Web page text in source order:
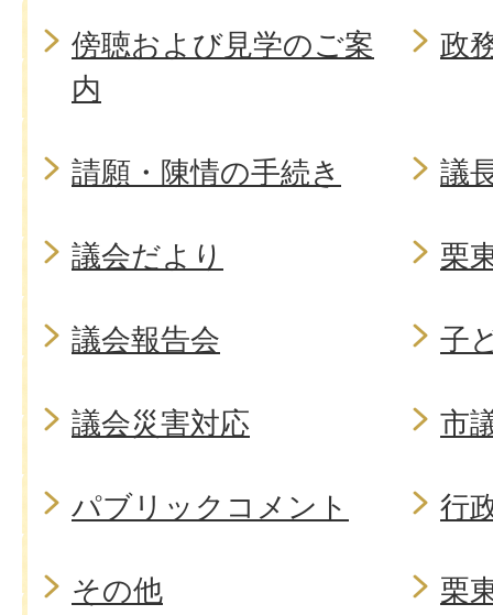
傍聴および見学のご案
内
政
請願・陳情の手続き 議
議会だより 栗
議会報告会 子
議会災害対応 市
パブリックコメント 行
その他
栗